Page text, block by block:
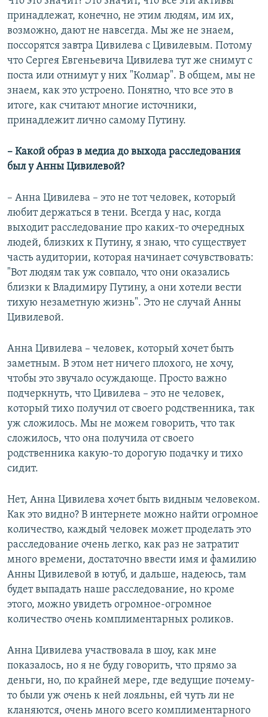
принадлежат, конечно, не этим людям, им их,
возможно, дают не навсегда. Мы же не знаем,
поссорятся завтра Цивилева с Цивилевым. Потому
что Сергея Евгеньевича Цивилева тут же снимут с
поста или отнимут у них "Колмар". В общем, мы не
знаем, как это устроено. Понятно, что все это в
итоге, как считают многие источники,
принадлежит лично самому Путину.
– Какой образ в медиа до выхода расследования
был у Анны Цивилевой?
– Анна Цивилева – это не тот человек, который
любит держаться в тени. Всегда у нас, когда
выходит расследование про каких-то очередных
людей, близких к Путину, я знаю, что существует
часть аудитории, которая начинает сочувствовать:
"Вот людям так уж совпало, что они оказались
близки к Владимиру Путину, а они хотели вести
тихую незаметную жизнь". Это не случай Анны
Цивилевой.
Анна Цивилева – человек, который хочет быть
заметным. В этом нет ничего плохого, не хочу,
чтобы это звучало осуждающе. Просто важно
подчеркнуть, что Цивилева – это не человек,
который тихо получил от своего родственника, так
уж сложилось. Мы не можем говорить, что так
сложилось, что она получила от своего
родственника какую-то дорогую подачку и тихо
сидит.
Нет, Анна Цивилева хочет быть видным человеком.
Как это видно? В интернете можно найти огромное
количество, каждый человек может проделать это
расследование очень легко, как раз не затратит
много времени, достаточно ввести имя и фамилию
Анны Цивилевой в ютуб, и дальше, надеюсь, там
будет выпадать наше расследование, но кроме
этого, можно увидеть огромное-огромное
количество очень комплиментарных роликов.
Анна Цивилева участвовала в шоу, как мне
показалось, но я не буду говорить, что прямо за
деньги, но, по крайней мере, где ведущие почему-
то были уж очень к ней лояльны, ей чуть ли не
кланяются, очень много всего комплиментарного